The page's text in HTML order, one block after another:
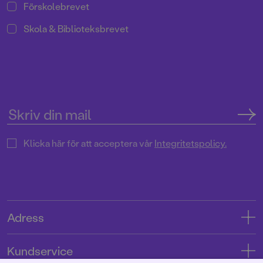
Förskolebrevet
Skola & Biblioteksbrevet
Klicka här för att acceptera vårIntegritetspolicy.
Adress
Kundservice